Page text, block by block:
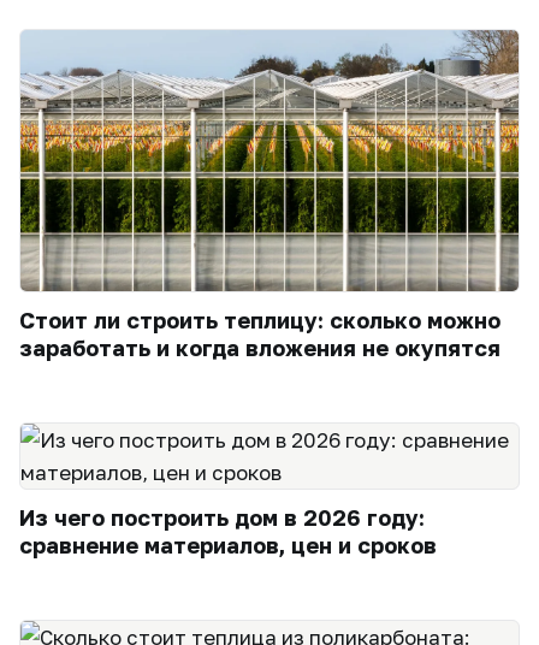
Стоит ли строить теплицу: сколько можно
заработать и когда вложения не окупятся
Из чего построить дом в 2026 году:
сравнение материалов, цен и сроков